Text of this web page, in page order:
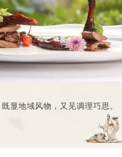
显地域风物，又见调理巧思。